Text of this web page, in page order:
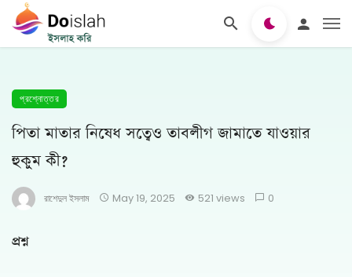
প্রশ্নোত্তর
পিতা মাতার নিষেধ সত্বেও তাবলীগ জামাতে যাওয়ার
হুকুম কী?
রাশেদুল ইসলাম May 19, 2025 521 views 0
প্রশ্ন